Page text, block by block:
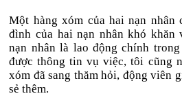
Một hàng xóm của hai nạn nhân
đình của hai nạn nhân khó khăn
nạn nhân là lao động chính
được thông tin vụ việc, tôi cũng
xóm đã sang thăm hỏi, động viên
sẻ thêm.